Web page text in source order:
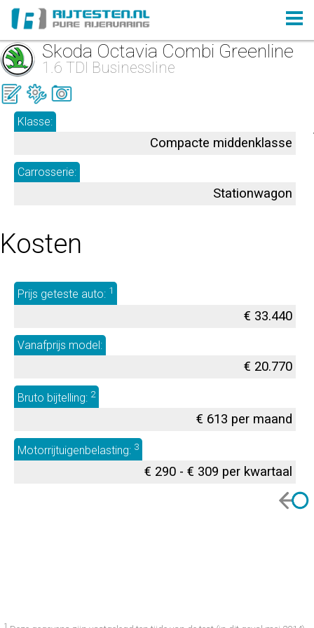
Skoda Octavia Combi Greenline
1.6 TDI Businessline
Klasse:
Compacte middenklasse
Carrosserie:
Stationwagon
Kosten
Prijs geteste auto: 1
€ 33.440
Vanafprijs model:
€ 20.770
Bruto bijtelling: 2
€ 613 per maand
Motorrijtuigenbelasting: 3
€ 290 - € 309 per kwartaal
1